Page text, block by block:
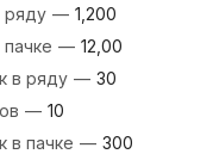
ряду — 1,200
— 12,00
в ряду — 30
— 10
в пачке — 300